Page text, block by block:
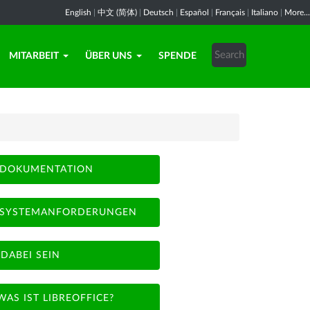
English 中文 (简体) Deutsch Español Français Italiano More...
MITARBEIT ÜBER UNS SPENDE
DOKUMENTATION
SYSTEMANFORDERUNGEN
DABEI SEIN
IST LIBREOFFICE?